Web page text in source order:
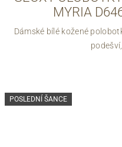
MYRIA
Dámské bílé kožené
POSLEDNÍ ŠANCE